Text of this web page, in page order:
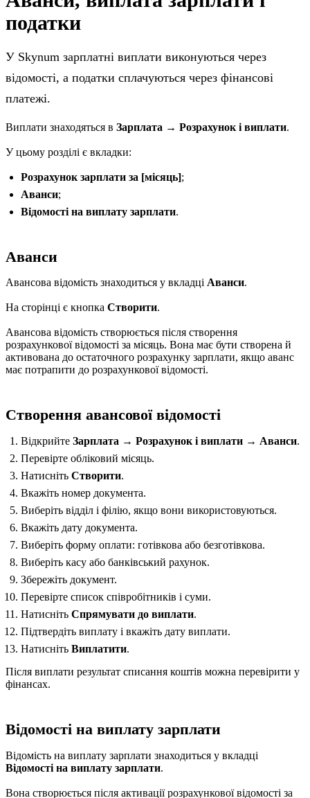
податки
У Skynum зарплатні виплати виконуються через
відомості, а податки сплачуються через фінансові
платежі.
Виплати знаходяться в Зарплата → Розрахунок і виплати.
У цьому розділі є вкладки:
Розрахунок зарплати за [місяць];
Аванси;
Відомості на виплату зарплати.
Аванси
Авансова відомість знаходиться у вкладці Аванси.
На сторінці є кнопка Створити.
Авансова відомість створюється після створення
розрахункової відомості за місяць. Вона має бути створена й
активована до остаточного розрахунку зарплати, якщо аванс
має потрапити до розрахункової відомості.
Створення авансової відомості
Відкрийте Зарплата → Розрахунок і виплати → Аванси.
Перевірте обліковий місяць.
Натисніть Створити.
Вкажіть номер документа.
Виберіть відділ і філію, якщо вони використовуються.
Вкажіть дату документа.
Виберіть форму оплати: готівкова або безготівкова.
Виберіть касу або банківський рахунок.
Збережіть документ.
Перевірте список співробітників і суми.
Натисніть Спрямувати до виплати.
Підтвердіть виплату і вкажіть дату виплати.
Натисніть Виплатити.
Після виплати результат списання коштів можна перевірити у
фінансах.
Відомості на виплату зарплати
Відомість на виплату зарплати знаходиться у вкладці
Відомості на виплату зарплати.
Вона створюється після активації розрахункової відомості за